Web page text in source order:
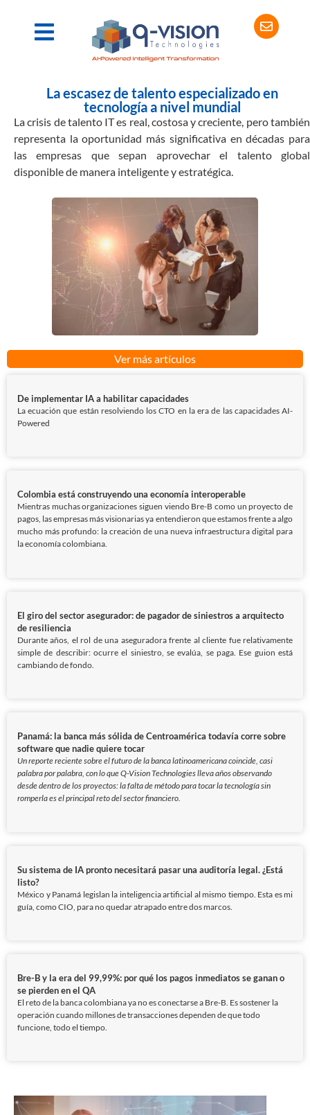
La escasez de talento especializado en
tecnología a nivel mundial
La crisis de talento IT es real, costosa y creciente, pero también
representa la oportunidad más significativa en décadas para
las empresas que sepan aprovechar el talento global
disponible de manera inteligente y estratégica.
Ver más artículos
De implementar IA a habilitar capacidades
La ecuación que están resolviendo los CTO en la era de las capacidades AI-
Powered
Colombia está construyendo una economía interoperable
Mientras muchas organizaciones siguen viendo Bre-B como un proyecto de
pagos, las empresas más visionarias ya entendieron que estamos frente a algo
mucho más profundo: la creación de una nueva infraestructura digital para
la economía colombiana.
El giro del sector asegurador: de pagador de siniestros a arquitecto
de resiliencia
Durante años, el rol de una aseguradora frente al cliente fue relativamente
simple de describir: ocurre el siniestro, se evalúa, se paga. Ese guion está
cambiando de fondo.
Panamá: la banca más sólida de Centroamérica todavía corre sobre
software que nadie quiere tocar
Un reporte reciente sobre el futuro de la banca latinoamericana coincide, casi
palabra por palabra, con lo que Q-Vision Technologies lleva años observando
desde dentro de los proyectos: la falta de método para tocar la tecnología sin
romperla es el principal reto del sector financiero.
Su sistema de IA pronto necesitará pasar una auditoría legal. ¿Está
listo?
México y Panamá legislan la inteligencia artificial al mismo tiempo. Esta es mi
guía, como CIO, para no quedar atrapado entre dos marcos.
Bre-B y la era del 99,99%: por qué los pagos inmediatos se ganan o
se pierden en el QA
El reto de la banca colombiana ya no es conectarse a Bre-B. Es sostener la
operación cuando millones de transacciones dependen de que todo
funcione, todo el tiempo.